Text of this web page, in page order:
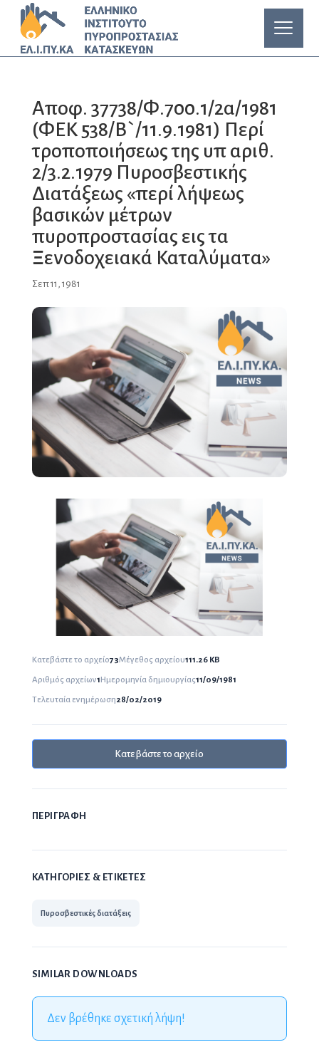
Αποφ. 37738/Φ.700.1/2α/1981
(ΦΕΚ 538/Β`/11.9.1981) Περί
τροποποιήσεως της υπ αριθ.
2/3.2.1979 Πυροσβεστικής
Διατάξεως «περί λήψεως
βασικών μέτρων
πυροπροστασίας εις τα
Ξενοδοχειακά Καταλύματα»
Σεπ 11, 1981
Κατεβάστε το αρχείο73Μέγεθος αρχείου111.26 KB
Αριθμός αρχείων1 Ημερομηνία δημιουργίας11/09/1981
Τελευταία ενημέρωση28/02/2019
Κατεβάστε το αρχείο
ΠΕΡΙΓΡΑΦΗ
ΚΑΤΗΓΟΡΙΕΣ & ΕΤΙΚΕΤΕΣ
Πυροσβεστικές διατάξεις
SIMILAR DOWNLOADS
Δεν βρέθηκε σχετική λήψη!